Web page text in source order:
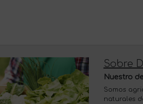
Sobre
Nuestro
Somos
naturales